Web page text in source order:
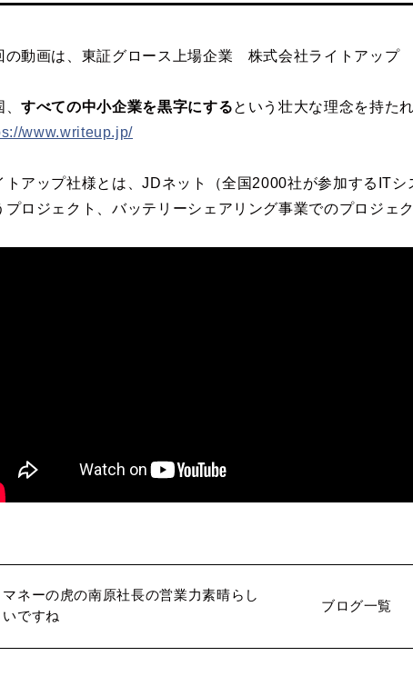
の動画は、東証グロース上場企業 株式会社ライトアップ
、すべての中小企業を黒字にするという壮大な理念を持た
www.writeup.jp/
トアップ社様とは、JDネット（全国2000社が参加するIT
プロジェクト、バッテリーシェアリング事業でのプロジェ
マネーの虎の南原社長の営業力素晴らし
いですね
ブログ一覧